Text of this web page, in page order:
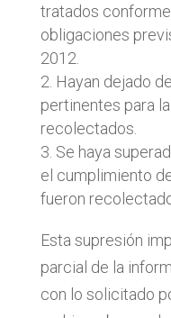
tratados
obligaciones
2012.
Hayan dejado
pertinentes para
recolectados.
Se haya
el cumplimiento
fueron
Esta supresión
parcial de la
con lo solicitado